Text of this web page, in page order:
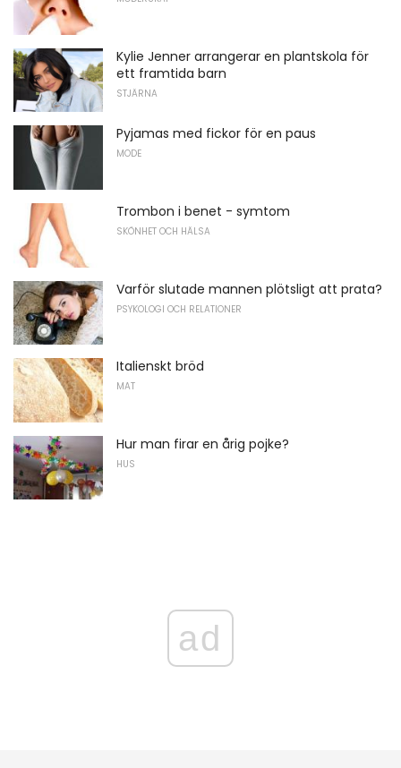
Kylie Jenner arrangerar en plantskola för
ett framtida barn
STJÄRNA
Pyjamas med fickor för en paus
MODE
Trombon i benet - symtom
SKÖNHET OCH HÄLSA
Varför slutade mannen plötsligt att prata?
PSYKOLOGI OCH RELATIONER
Italienskt bröd
MAT
Hur man firar en årig pojke?
HUS
ad